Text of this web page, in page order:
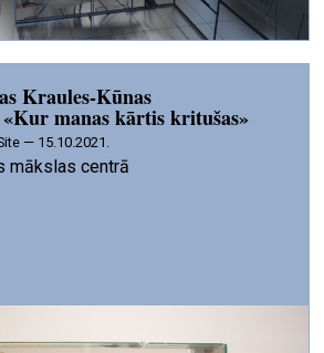
Kraules-Kūnas
«Kur manas kārtis kritušas»
— 15.10.2021.
mākslas centrā